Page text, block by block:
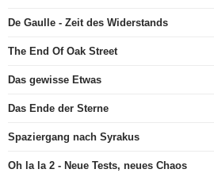
De Gaulle - Zeit des Widerstands
The End Of Oak Street
Das gewisse Etwas
Das Ende der Sterne
Spaziergang nach Syrakus
Oh la la 2 - Neue Tests, neues Chaos